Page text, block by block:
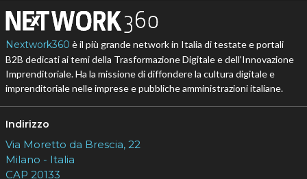
Nextwork360 è il più grande network in Italia di testate e portali
B2B dedicati ai temi della Trasformazione Digitale e dell’Innovazione
Imprenditoriale. Ha la missione di diffondere la cultura digitale e
imprenditoriale nelle imprese e pubbliche amministrazioni italiane.
Indirizzo
Via Moretto da Brescia, 22
Milano - Italia
CAP 20133